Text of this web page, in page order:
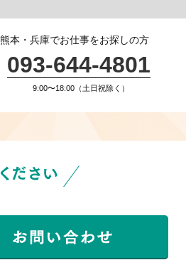
本・兵庫でお仕事をお探しの方
093-644-4801
9:00〜18:00（土日祝除く）